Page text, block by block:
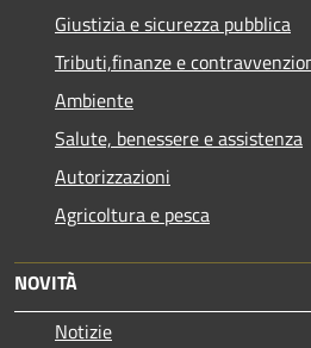
Giustizia e sicurezza pubblica
Tributi,finanze e
Ambiente
Salute, benessere e assistenza
Autorizzazioni
Agricoltura e pesca
NOVITÀ
Notizie